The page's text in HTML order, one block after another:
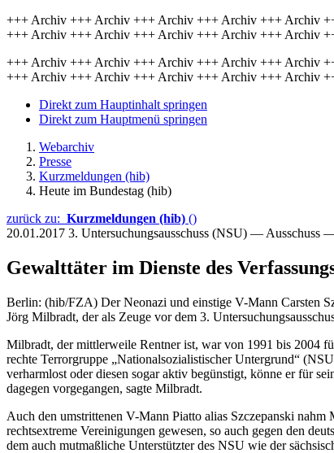
+++ Archiv +++ Archiv +++ Archiv +++ Archiv +++ Archiv
+++ Archiv +++ Archiv +++ Archiv +++ Archiv +++ Archiv
+++ Archiv +++ Archiv +++ Archiv +++ Archiv +++ Archiv
+++ Archiv +++ Archiv +++ Archiv +++ Archiv +++ Archiv
Direkt zum Hauptinhalt springen
Direkt zum Hauptmenü springen
Webarchiv
Presse
Kurzmeldungen (hib)
Heute im Bundestag (hib)
zurück zu: Kurzmeldungen (hib) ()
20.01.2017 3. Untersuchungsausschuss (NSU) — Ausschuss
Gewalttäter im Dienste des
Berlin: (hib/FZA) Der Neonazi und einstige V-Mann Carsten
Jörg Milbradt, der als Zeuge vor dem 3.
Milbradt, der mittlerweile Rentner ist, war von 1991 bis 2004
rechte Terrorgruppe „Nationalsozialistischer Untergrund“
verharmlost oder diesen sogar aktiv begünstigt, könne er für
dagegen vorgegangen, sagte Milbradt.
Auch den umstrittenen V-Mann Piatto alias Szczepanski
rechtsextreme Vereinigungen gewesen, so auch gegen den
dem auch mutmaßliche Unterstützter des NSU wie der